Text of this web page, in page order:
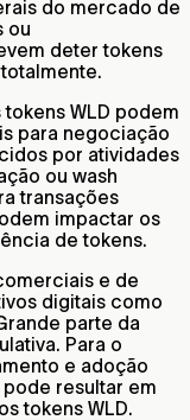
do mercado de
ou
deter tokens
WLD podem
para negociação
por atividades
ou wash
transações
impactar os
de tokens.
e de
digitais como
parte da
Para o
e adoção
resultar em
tokens WLD.